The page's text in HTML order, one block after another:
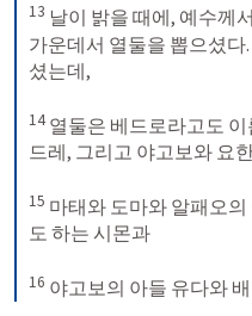
13 날이 밝을 때에, 예수께
가운데서 열둘을 뽑으셨
셨는데,
14 열둘은 베드로라고도
드레, 그리고 야고보와 요
15 마태와 도마와 알패오
도 하는 시몬과
16 야고보의 아들 유다와